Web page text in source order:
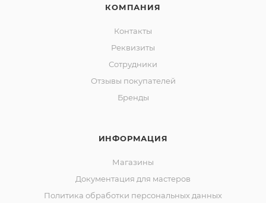
КОМПАНИЯ
Контакты
Реквизиты
Сотрудники
Отзывы покупателей
Бренды
ИНФОРМАЦИЯ
Магазины
Документация для мастеров
Политика обработки персональных данных